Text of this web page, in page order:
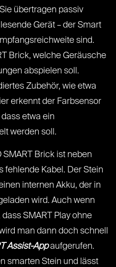
übertragen passiv
Gerät – der Smart
sind.
Brick, welche Geräusche
abspielen soll.
Zubehör, wie etwa
erkennt der Farbsensor
etwa ein
werden soll.
Brick ist neben
fehlende Kabel. Der Stein
internen Akku, der in
wird. Auch wenn
SMART Play ohne
man dann doch schnell
Assist-Appaufgerufen.
smarten Stein und lässt